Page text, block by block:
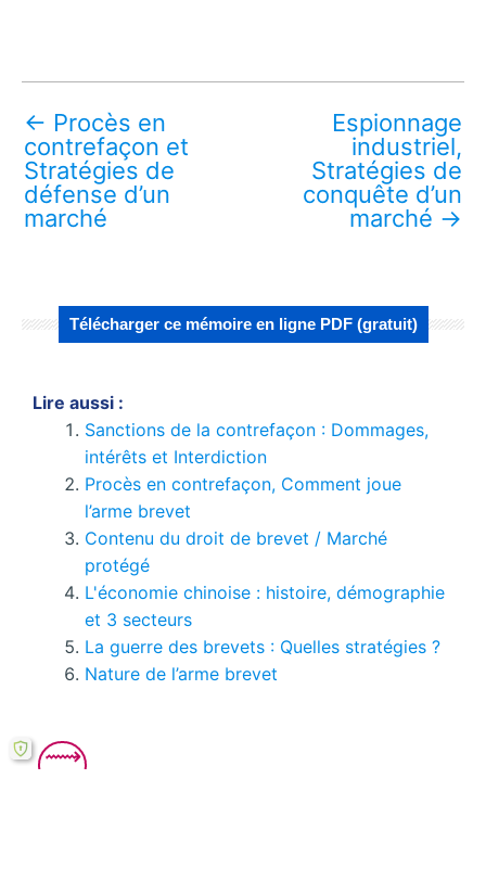
← Procès en
contrefaçon et
Stratégies de
défense d’un
marché
Espionnage
industriel,
Stratégies de
conquête d’un
marché →
Télécharger ce mémoire en ligne PDF (gratuit)
Lire aussi :
Sanctions de la contrefaçon : Dommages,
intérêts et Interdiction
Procès en contrefaçon, Comment joue
l’arme brevet
Contenu du droit de brevet / Marché
protégé
L'économie chinoise : histoire, démographie
et 3 secteurs
La guerre des brevets : Quelles stratégies ?
Nature de l’arme brevet